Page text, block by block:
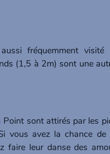
fréquemment visité
(1,5 à 2m) sont une
sont attirés par les
vous avez la chance
faire leur danse des